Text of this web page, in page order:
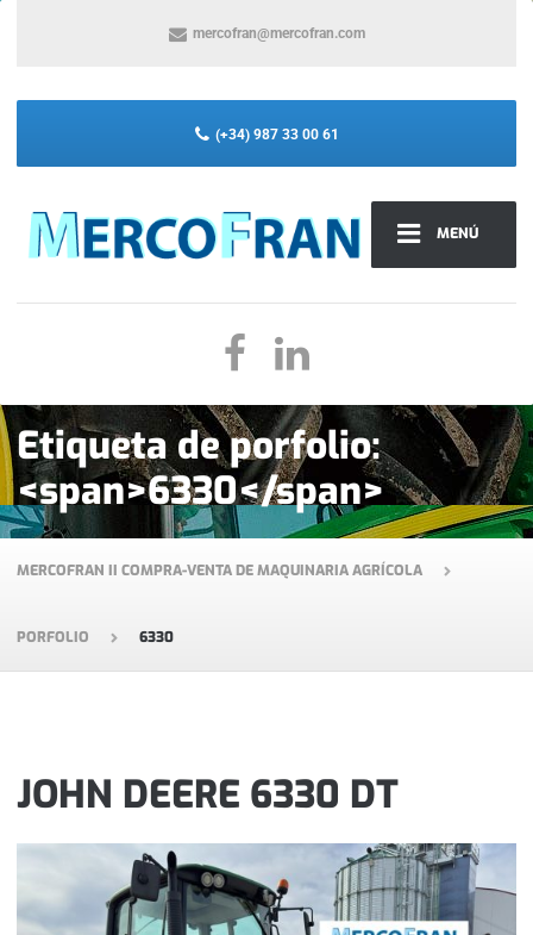
MENÚ
mercofran@mercofran.com
(+34) 987 33 00 61
Etiqueta de porfolio:
<span>6330</span>
MERCOFRAN II COMPRA-VENTA DE MAQUINARIA AGRÍCOLA
PORFOLIO 6330
JOHN DEERE 6330 DT